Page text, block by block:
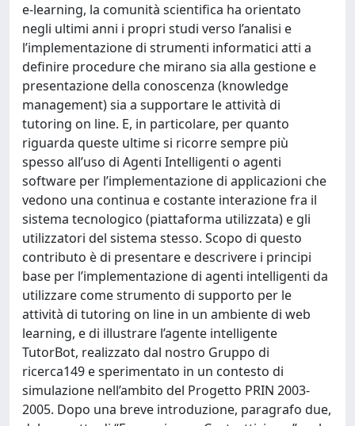
e-learning, la comunità scientifica ha orientato
negli ultimi anni i propri studi verso l’analisi e
l’implementazione di strumenti informatici atti a
definire procedure che mirano sia alla gestione e
presentazione della conoscenza (knowledge
management) sia a supportare le attività di
tutoring on line. E, in particolare, per quanto
riguarda queste ultime si ricorre sempre più
spesso all’uso di Agenti Intelligenti o agenti
software per l’implementazione di applicazioni che
vedono una continua e costante interazione fra il
sistema tecnologico (piattaforma utilizzata) e gli
utilizzatori del sistema stesso. Scopo di questo
contributo è di presentare e descrivere i principi
base per l’implementazione di agenti intelligenti da
utilizzare come strumento di supporto per le
attività di tutoring on line in un ambiente di web
learning, e di illustrare l’agente intelligente
TutorBot, realizzato dal nostro Gruppo di
ricerca149 e sperimentato in un contesto di
simulazione nell’ambito del Progetto PRIN 2003-
2005. Dopo una breve introduzione, paragrafo due,